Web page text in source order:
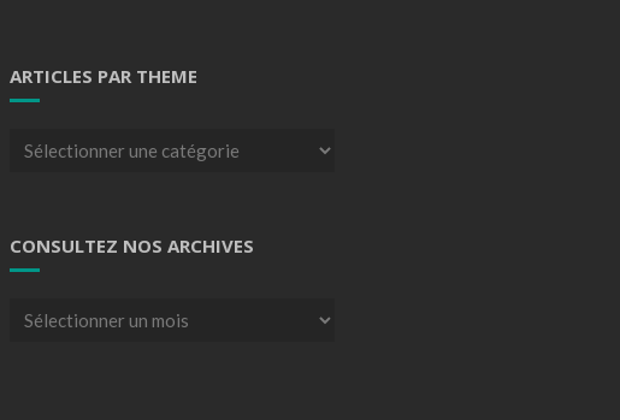
ARTICLES PAR THEME
Articles
CONSULTEZ NOS ARCHIVES
Consultez